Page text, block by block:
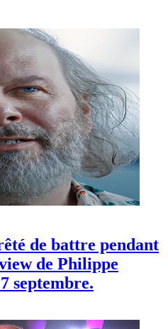
de battre pendant
de Philippe
septembre.